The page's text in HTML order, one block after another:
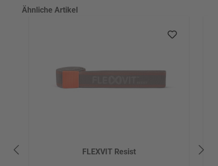
Produktgalerie überspringen
Ähnliche Artikel
FLEXVIT Resist